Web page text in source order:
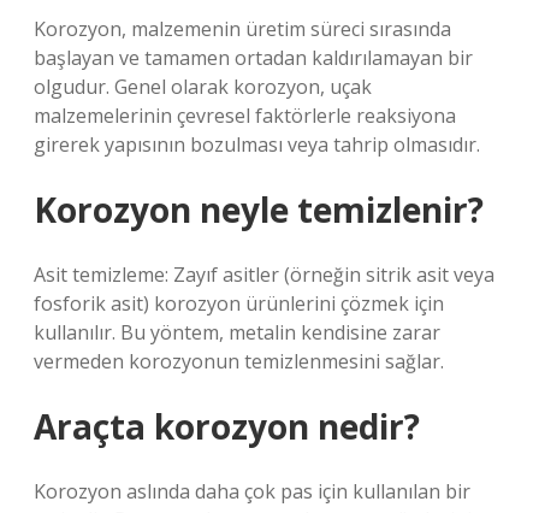
Korozyon, malzemenin üretim süreci sırasında
başlayan ve tamamen ortadan kaldırılamayan bir
olgudur. Genel olarak korozyon, uçak
malzemelerinin çevresel faktörlerle reaksiyona
girerek yapısının bozulması veya tahrip olmasıdır.
Korozyon neyle temizlenir?
Asit temizleme: Zayıf asitler (örneğin sitrik asit veya
fosforik asit) korozyon ürünlerini çözmek için
kullanılır. Bu yöntem, metalin kendisine zarar
vermeden korozyonun temizlenmesini sağlar.
Araçta korozyon nedir?
Korozyon aslında daha çok pas için kullanılan bir